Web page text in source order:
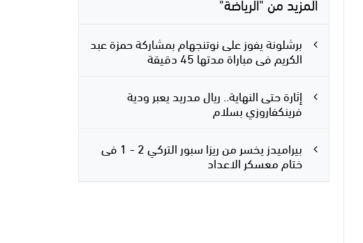
برشلونة يفوز على نوتنجهام بمشاركة حمزة عبد
الكريم فى مباراة مدتها 45 دقيقة
إثارة حتى النهاية.. ريال مدريد يعبر ودية
فرينكفاروزي بسلام
بيراميدز يخسر من ريزا سبور التركي 2 - 1 فى
ختام معسكر الاعداد